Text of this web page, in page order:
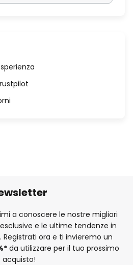
a conoscere le nostre migliori
e le ultime tendenze in
ora e ti invieremo un
*da utilizzare per il tuo prossimo
acquisto!